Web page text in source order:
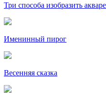
Три способа изобразить
Именинный пирог
Весенняя сказка